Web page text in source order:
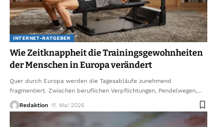
INTERNET-RATGEBER
Wie Zeitknappheit die Trainingsgewohnheiten
der Menschen in Europa verändert
Quer durch Europa werden die Tagesabläufe zunehmend
fragmentiert. Zwischen beruflichen Verpflichtungen, Pendelwegen,…
Redaktion 11. Mai 2026